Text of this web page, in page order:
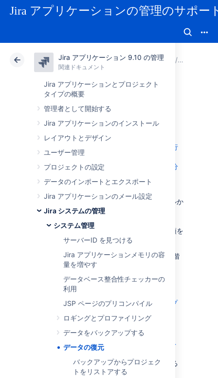
Jira アプリケーションの管理のサポー
Jira アプリケーション 9.10 の管理
関連ドキュメント
Jira アプリケーションとプロジェクト
タイプの概要
管理者として開始する
Jira アプリケーションのインストール
レイアウトとデザイン
ユーザー管理
プロジェクトの設定
データのインポートとエクスポート
Jira アプリケーションのメール設定
Jira システムの管理
システム管理
サーバーID を見つける
Jira アプリケーションメモリの容
量を増やす
データベース整合性チェッカーの
利用
JSP ページのプリコンパイル
ロギングとプロファイリング
データをバックアップする
データの復元
バックアップからプロジェク
トをリストアする
アトラシアン サポート Jira アプリケーション 9.10 の管理 関連ドキュメント
クラウド Data Center 9.10
データの復元
この処理は通常、
別のサーバーへの Jira アプリケーションの移行
作業、または
複数のサーバーへの Jira アプリケーションの分
作業の終盤で実施されます。
単一のプロジェクトを、バックアップファイルか
ら既存の Jira インスタンスに復元する場合は、
バックアップからプロジェクトを復元する
手順を
参照してください。
バックアップからの Jira の復元は、次の 3 段階
のプロセスからなっています。
（オプション）メール送受信の無効化
データをデータベースに復元
オプション 1:ネイティブなバックアップ
オプション 2:
XML からデータベースへのデータ復元
添付ファイルを添付ファイル ディレクト
リに復元します
添付ファイルがバックアップされている
場合)。